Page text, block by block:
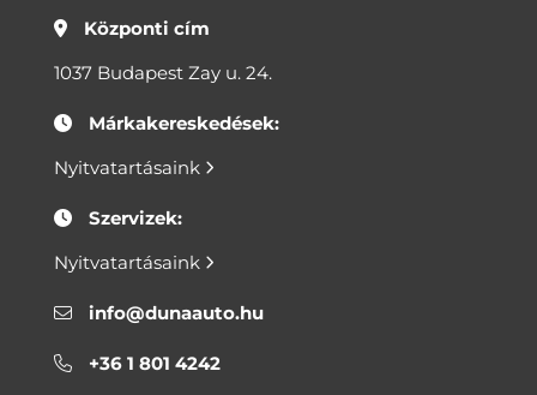
Központi cím
1037 Budapest Zay u. 24.
Márkakereskedések:
Nyitvatartásaink
Szervizek:
Nyitvatartásaink
info@dunaauto.hu
+36 1 801 4242